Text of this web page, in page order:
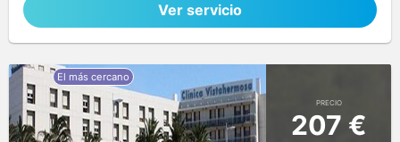
Ver servicio
PRECIO
207 €